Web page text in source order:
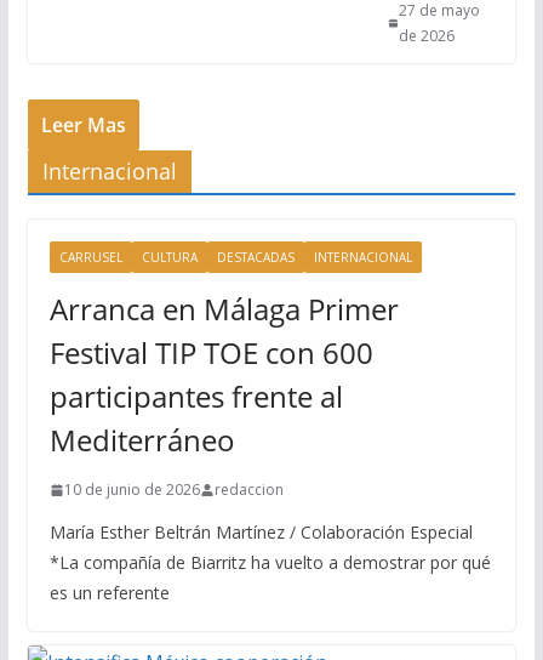
27 de mayo
de 2026
Leer Mas
Internacional
CARRUSEL CULTURA DESTACADAS INTERNACIONAL
Arranca en Málaga Primer
Festival TIP TOE con 600
participantes frente al
Mediterráneo
10 de junio de 2026 redaccion
María Esther Beltrán Martínez / Colaboración Especial
*La compañía de Biarritz ha vuelto a demostrar por qué
es un referente